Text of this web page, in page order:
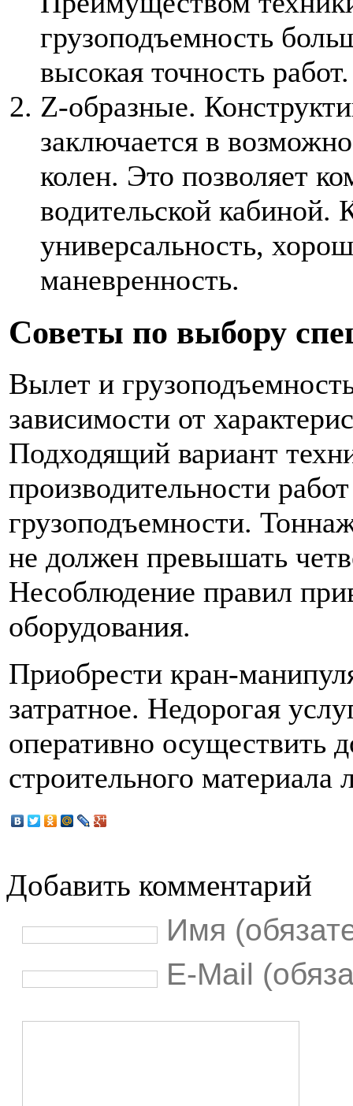
грузоподъемность
высокая точность работ.
Z-образные.
заключается в
колен. Это позволяет
водительской кабиной.
универсальность,
маневренность.
Советы по выбору
Вылет и
зависимости от
Подходящий вариант
производительности
грузоподъемности.
не должен превышать
Несоблюдение правил
оборудования.
Приобрести кран-
затратное. Недорогая
оперативно осуществить
строительного материала
Добавить комментарий
Имя
E-Mail